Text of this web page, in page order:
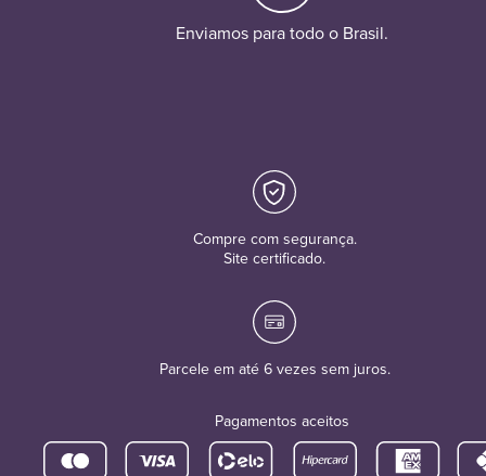
Enviamos para todo o Brasil.
Compre com segurança.
Site certificado.
Parcele em até 6 vezes sem juros.
Pagamentos aceitos